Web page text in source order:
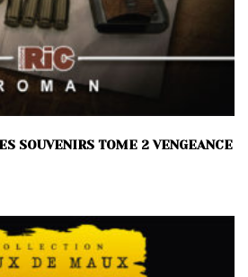
SOUVENIRS TOME 2 VENGEANCE